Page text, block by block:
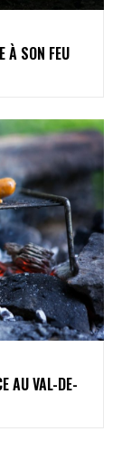
À SON FEU
AU VAL-DE-